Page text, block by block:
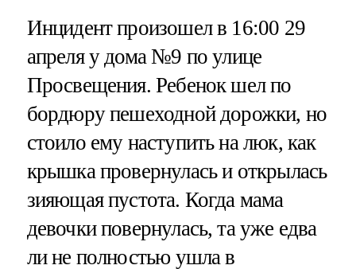
Инцидент произошел в 16:00 29
апреля у дома №9 по улице
Просвещения. Ребенок шел по
бордюру пешеходной дорожки, но
стоило ему наступить на люк, как
крышка провернулась и открылась
зияющая пустота. Когда мама
девочки повернулась, та уже едва
ли не полностью ушла в